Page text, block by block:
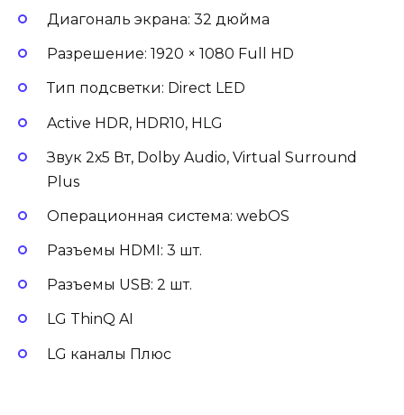
Диагональ экрана: 32 дюйма
Разрешение: 1920 × 1080 Full HD
Тип подсветки: Direct LED
Active HDR, HDR10, HLG
Звук 2х5 Вт, Dolby Audio, Virtual Surround
Plus
Операционная система: webOS
Разъемы HDMI: 3 шт.
Разъемы USB: 2 шт.
LG ThinQ AI
LG каналы Плюс